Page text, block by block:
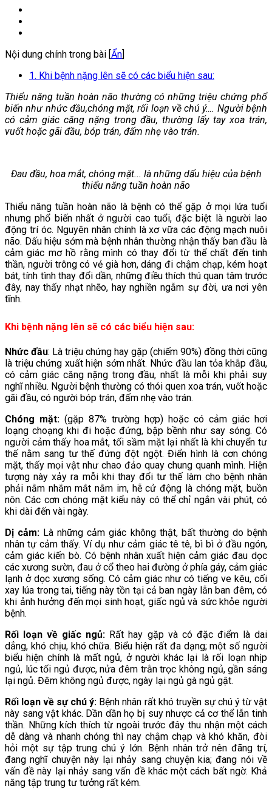
Nội dung chính trong bài [Ẩn]
1. Khi bệnh nặng lên sẽ có các biểu hiện sau:
Thiểu năng tuần hoàn não thường có những triệu chứng phổ
biến như nhức đầu,chóng mặt, rối loạn về chú ý…. Người bệnh
có cảm giác căng nặng trong đầu, thường lấy tay xoa trán,
vuốt hoặc gãi đầu, bóp trán, đấm nhẹ vào trán.
Đau đầu, hoa mắt, chóng mặt... là những dấu hiệu của bệnh
thiểu năng tuần hoàn não
Thiểu năng tuần hoàn não là bệnh có thể gặp ở mọi lứa tuổi
nhưng phổ biến nhất ở người cao tuổi, đặc biệt là người lao
động trí óc. Nguyên nhân chính là xơ vữa các động mạch nuôi
não. Dấu hiệu sớm mà bệnh nhân thường nhận thấy ban đầu là
cảm giác mơ hồ rằng mình có thay đổi từ thể chất đến tinh
thần, người trông có vẻ già hơn, dáng đi chậm chạp, kém hoạt
bát, tính tình thay đổi dần, những điều thích thú quan tâm trước
đây, nay thấy nhạt nhẽo, hay nghiền ngẫm sự đời, ưa nơi yên
tĩnh.
Khi bệnh nặng lên sẽ có các biểu hiện sau:
Nhức đầu: Là triệu chứng hay gặp (chiếm 90%) đồng thời cũng
là triệu chứng xuất hiện sớm nhất. Nhức đầu lan tỏa khắp đầu,
có cảm giác căng nặng trong đầu, nhất là mỗi khi phải suy
nghĩ nhiều. Người bệnh thường có thói quen xoa trán, vuốt hoặc
gãi đầu, có người bóp trán, đấm nhẹ vào trán.
Chóng mặt: (gặp 87% trường hợp) hoặc có cảm giác hơi
loạng choạng khi đi hoặc đứng, bập bềnh như say sóng. Có
người cảm thấy hoa mắt, tối sầm mặt lại nhất là khi chuyển tư
thế nằm sang tư thế đứng đột ngột. Điển hình là cơn chóng
mặt, thấy mọi vật như chao đảo quay chung quanh mình. Hiện
tượng này xảy ra mỗi khi thay đổi tư thế làm cho bệnh nhân
phải nằm nhắm mắt nằm im, hễ cử động là chóng mặt, buồn
nôn. Các cơn chóng mặt kiểu này có thể chỉ ngắn vài phút, có
khi dài đến vài ngày.
Dị cảm: Là những cảm giác không thật, bất thường do bệnh
nhân tự cảm thấy. Ví dụ như cảm giác tê tê, bì bì ở đầu ngón,
cảm giác kiến bò. Có bệnh nhân xuất hiện cảm giác đau dọc
các xương sườn, đau ở cổ theo hai đường ở phía gáy, cảm giác
lạnh ở dọc xương sống. Có cảm giác như có tiếng ve kêu, cối
xay lúa trong tai, tiếng này tồn tại cả ban ngày lẫn ban đêm, có
khi ảnh hưởng đến mọi sinh hoạt, giấc ngủ và sức khỏe người
bệnh.
Rối loạn về giấc ngủ: Rất hay gặp và có đặc điểm là dai
dẳng, khó chịu, khó chữa. Biểu hiện rất đa dạng; một số người
biểu hiện chính là mất ngủ, ở người khác lại là rối loạn nhịp
ngủ, lúc tối ngủ được, nửa đêm trằn trọc không ngủ, gần sáng
lại ngủ. Đêm không ngủ được, ngày lại ngủ gà ngủ gật.
Rối loạn về sự chú ý: Bệnh nhân rất khó truyền sự chú ý từ vật
này sang vật khác. Dần dần họ bị suy nhược cả cơ thể lẫn tinh
thần. Những kích thích từ ngoài trước đây thu nhận một cách
dễ dàng và nhanh chóng thì nay chậm chạp và khó khăn, đòi
hỏi một sự tập trung chú ý lớn. Bệnh nhân trở nên đãng trí,
đang nghĩ chuyện này lại nhảy sang chuyện kia; đang nói về
vấn đề này lại nhảy sang vấn đề khác một cách bất ngờ. Khả
năng tập trung tư tưởng rất kém.